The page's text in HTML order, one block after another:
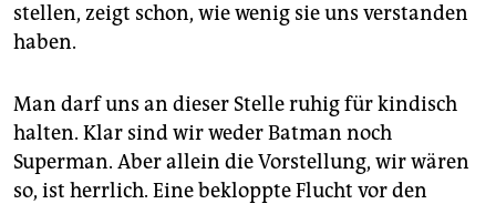
stellen, zeigt schon, wie wenig sie uns verstanden
haben.
Man darf uns an dieser Stelle ruhig für kindisch
halten. Klar sind wir weder Batman noch
Superman. Aber allein die Vorstellung, wir wären
so, ist herrlich. Eine bekloppte Flucht vor den